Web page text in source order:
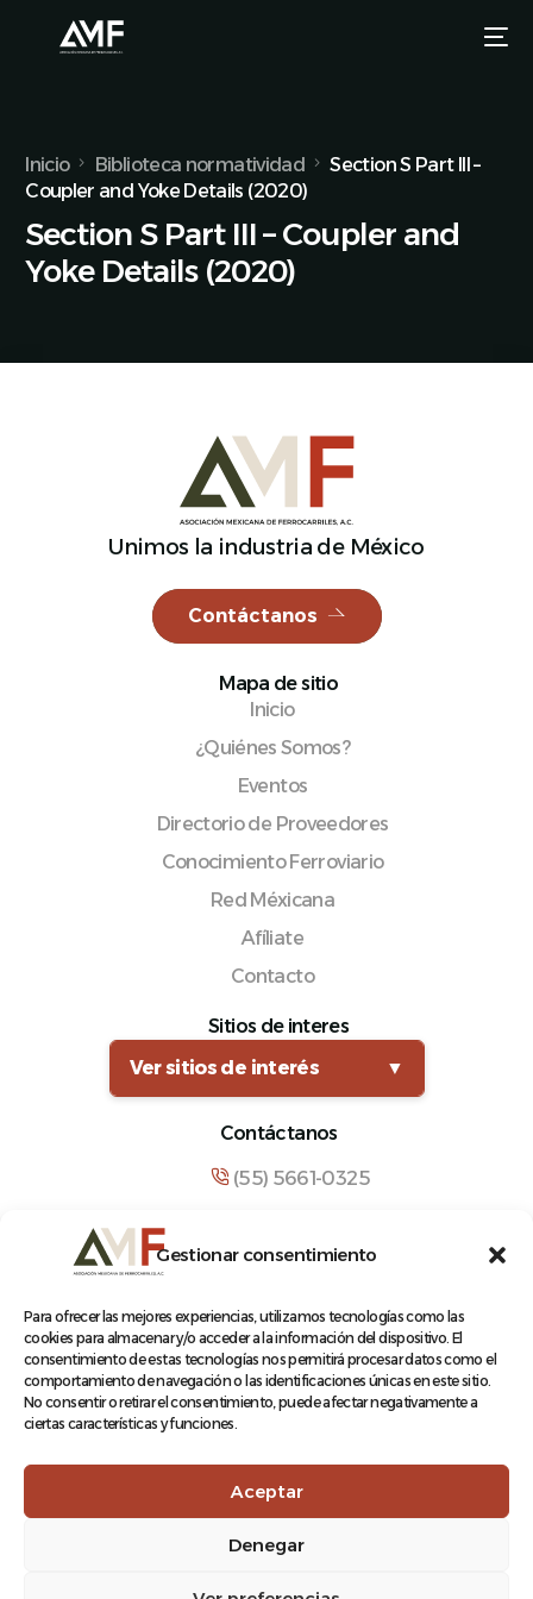
Gestionar consentimiento
Para ofrecer las mejores experiencias, utilizamos tecnologías como las
cookies para almacenar y/o acceder a la información del dispositivo. El
consentimiento de estas tecnologías nos permitirá procesar datos como el
comportamiento de navegación o las identificaciones únicas en este sitio.
No consentir o retirar el consentimiento, puede afectar negativamente a
ciertas características y funciones.
Aceptar
Denegar
Inicio Biblioteca normatividad
Section S Part III –
Coupler and Yoke Details (2020)
Section S Part III – Coupler and
Yoke Details (2020)
Unimos la industria de México
Contáctanos
Mapa de sitio
Inicio
¿Quiénes Somos?
Eventos
Directorio de Proveedores
Conocimiento Ferroviario
Red Méxicana
Afíliate
Contacto
Sitios de interes
Ver sitios de interés
▼
Contáctanos
(55) 5661-0325
Manuel María Contreras 133, Cuauhtémoc,